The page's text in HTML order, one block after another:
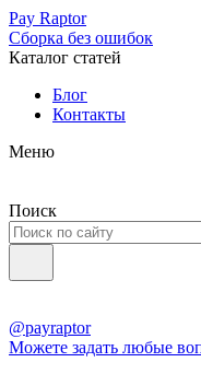
Pay Raptor
Сборка без ошибок
Каталог статей
Блог
Контакты
Меню
Поиск
@payraptor
Можете задать любые